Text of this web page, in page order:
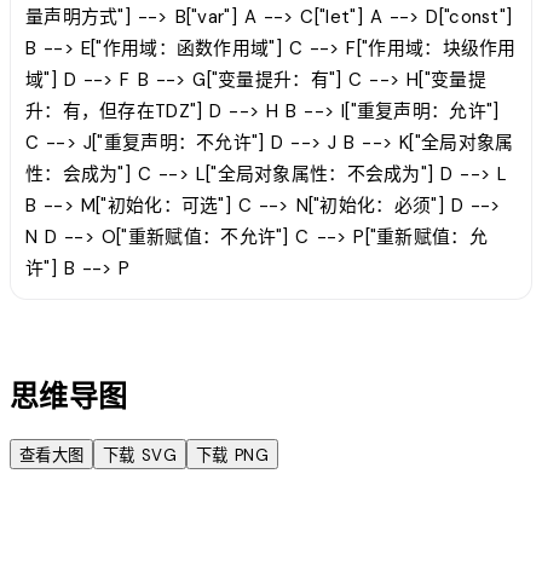
量声明方式"] --> B["var"] A --> C["let"] A --> D["const"]
B --> E["作用域：函数作用域"] C --> F["作用域：块级作用
域"] D --> F B --> G["变量提升：有"] C --> H["变量提
升：有，但存在TDZ"] D --> H B --> I["重复声明：允许"]
C --> J["重复声明：不允许"] D --> J B --> K["全局对象属
性：会成为"] C --> L["全局对象属性：不会成为"] D --> L
B --> M["初始化：可选"] C --> N["初始化：必须"] D -->
N D --> O["重新赋值：不允许"] C --> P["重新赋值：允
许"] B --> P
思维导图
查看大图 下载 SVG 下载 PNG